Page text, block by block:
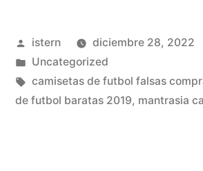
2011»
Publicado
por
istern
diciembre 28, 2022
Publicado
en
Uncategorized
Etiquetas:
camisetas de futbol falsas
de futbol baratas 2019, mantrasia